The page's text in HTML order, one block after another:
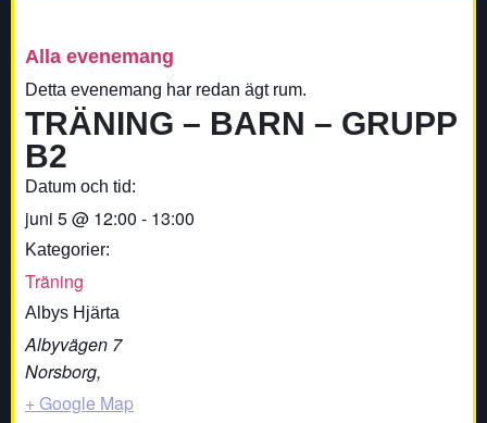
Alla evenemang
Detta evenemang har redan ägt rum.
TRÄNING – BARN – GRUPP
B2
Datum och tid:
juni 5@ 12:00 - 13:00
Kategorier:
Träning
Albys Hjärta
Albyvägen 7
Norsborg,
+ Google Map